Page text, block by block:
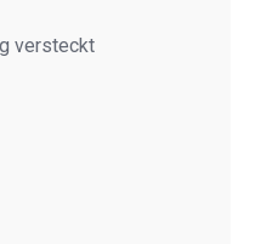
versteckt